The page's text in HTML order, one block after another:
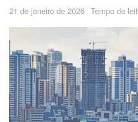
21 de janeiro de 2026 Tempo de